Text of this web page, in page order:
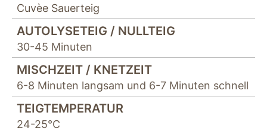
Cuvèe Sauerteig
AUTOLYSETEIG / NULLTEIG
30-45 Minuten
MISCHZEIT / KNETZEIT
6-8 Minuten langsam und 6-7 Minuten schnell
TEIGTEMPERATUR
24-25°C